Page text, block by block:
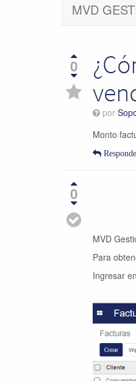
MVD
0
por
Monto
0
MVD
Para
Ingresar